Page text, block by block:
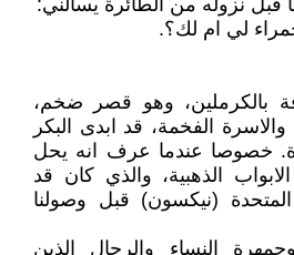
قبل نزوله من الطائرة يسألني:
لي ام لك؟.
بالكرملين، وهو قصر ضخم،
والاسرة الفخمة، قد ابدى البكر
خصوصا عندما عرف انه يحل
الذهبية، والذي كان قد
(نيكسون) قبل وصولنا
النساء والرجال الذين